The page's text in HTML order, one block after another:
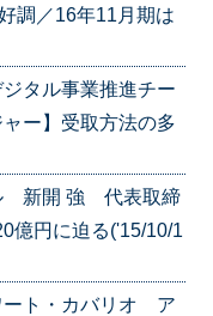
調／16年11月期は
タル事業推進チー
ー】受取方法の多
新開 強 代表取締
億円に迫る('15/10/1
ート・カバリオ ア